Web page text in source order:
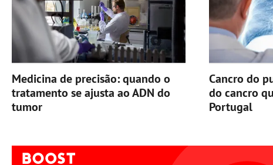
Medicina de precisão: quando o
tratamento se ajusta ao ADN do
tumor
Cancro do
do cancro
Portugal